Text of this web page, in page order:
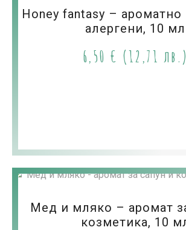
Honey fantasy – ароматно
алергени, 10 мл
6,50 € (12,71 лв.)
Мед и мляко – аромат
козметика, 10